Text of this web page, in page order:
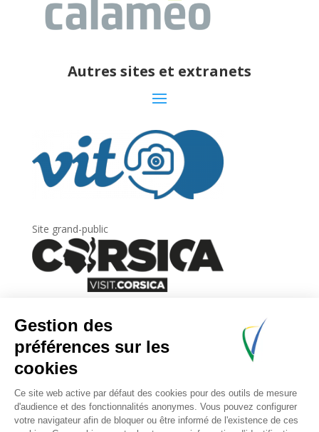
Autres sites et extranets
Site grand-public
Newsletter
Inscrivez-vous àla lettre d’information
l’Agence du tourisme de la Corse.